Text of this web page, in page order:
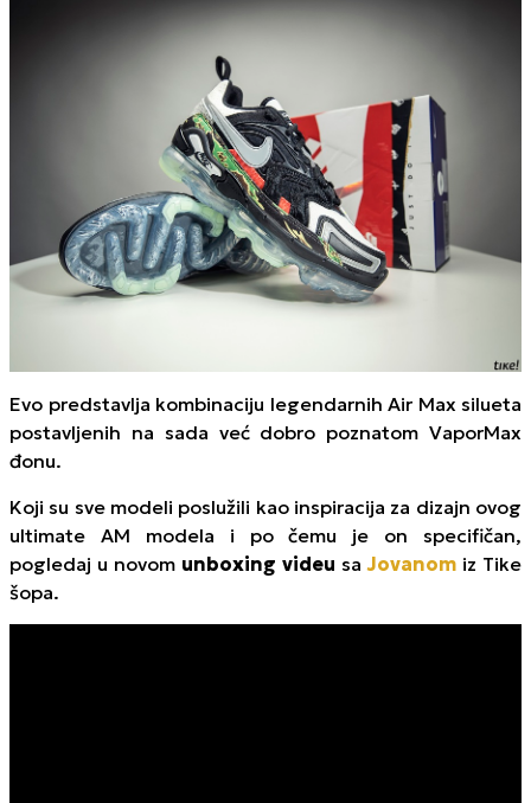
Evo predstavlja kombinaciju legendarnih Air Max silueta
postavljenih na sada već dobro poznatom VaporMax
đonu.
Koji su sve modeli poslužili kao inspiracija za dizajn ovog
ultimate AM modela i po čemu je on specifičan,
pogledaj u novom unboxing videu saJovanom iz Tike
šopa.